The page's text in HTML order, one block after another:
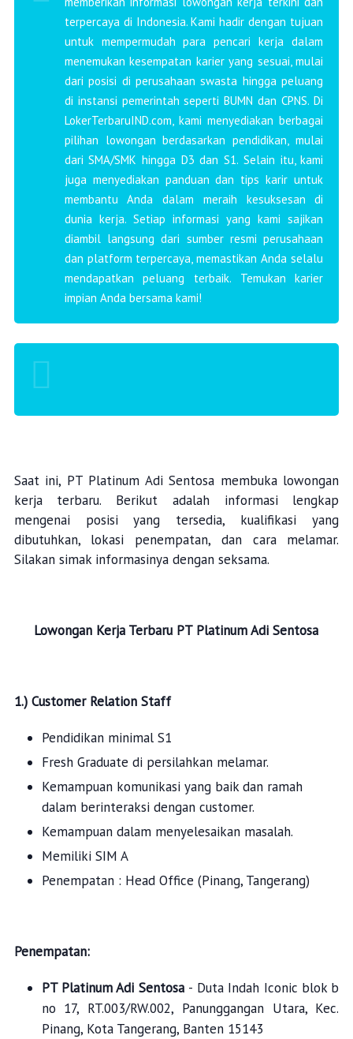
terpercaya di Indonesia. Kami hadir dengan tujuan
untuk mempermudah para pencari kerja dalam
menemukan kesempatan karier yang sesuai, mulai
dari posisi di perusahaan swasta hingga peluang
di instansi pemerintah seperti BUMN dan CPNS. Di
LokerTerbaruIND.com, kami menyediakan berbagai
pilihan lowongan berdasarkan pendidikan, mulai
dari SMA/SMK hingga D3 dan S1. Selain itu, kami
juga menyediakan panduan dan tips karir untuk
membantu Anda dalam meraih kesuksesan di
dunia kerja. Setiap informasi yang kami sajikan
diambil langsung dari sumber resmi perusahaan
dan platform terpercaya, memastikan Anda selalu
mendapatkan peluang terbaik. Temukan karier
impian Anda bersama kami!
Saat ini, PT Platinum Adi Sentosa membuka lowongan
kerja terbaru. Berikut adalah informasi lengkap
mengenai posisi yang tersedia, kualifikasi yang
dibutuhkan, lokasi penempatan, dan cara melamar.
Silakan simak informasinya dengan seksama.
Lowongan Kerja Terbaru PT Platinum Adi Sentosa
1.) Customer Relation Staff
Pendidikan minimal S1
Fresh Graduate di persilahkan melamar.
Kemampuan komunikasi yang baik dan ramah
dalam berinteraksi dengan customer.
Kemampuan dalam menyelesaikan masalah.
Memiliki SIM A
Penempatan : Head Office (Pinang, Tangerang)
Penempatan:
PT Platinum Adi Sentosa - Duta Indah Iconic blok b
no 17, RT.003/RW.002, Panunggangan Utara, Kec.
Pinang, Kota Tangerang, Banten 15143